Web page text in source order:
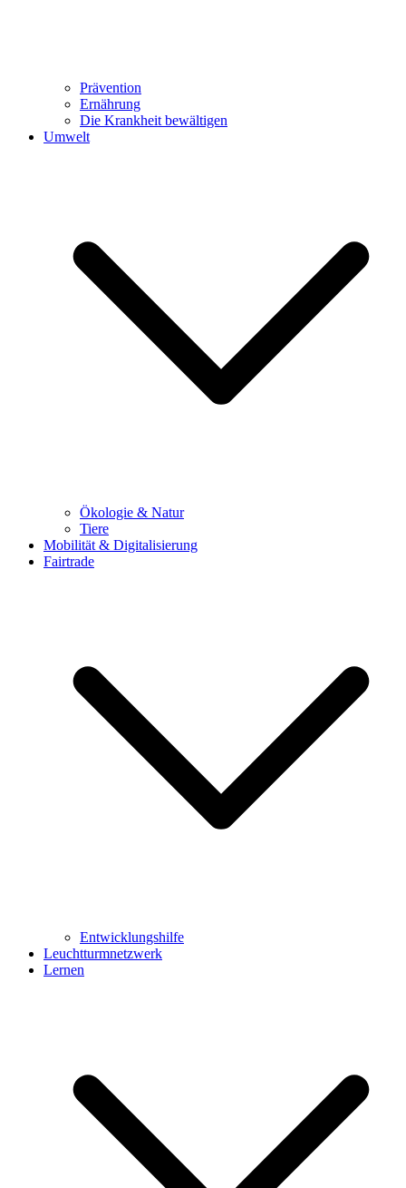
Prävention
Ernährung
Die Krankheit bewältigen
Umwelt
Ökologie & Natur
Tiere
Mobilität & Digitalisierung
Fairtrade
Entwicklungshilfe
Leuchtturmnetzwerk
Lernen